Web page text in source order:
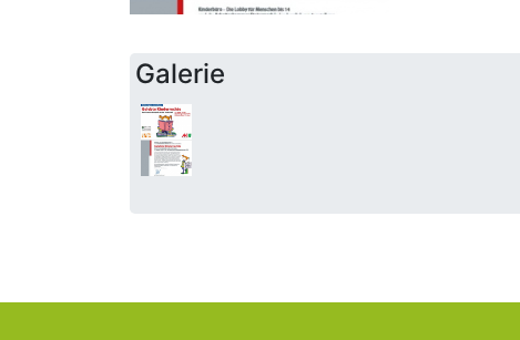
Galerie